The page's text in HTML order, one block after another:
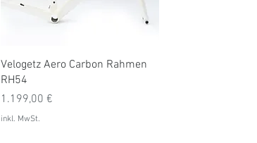
Schnellansicht
Velogetz Aero Carbon Rahmen
RH54
Preis
1.199,00 €
inkl. MwSt.